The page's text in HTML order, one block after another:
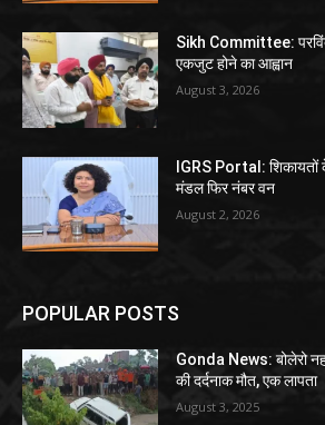
Sikh Committee:
एकजुट होने का आह्वान
August 3, 2026
IGRS Portal: शिकायतों
मंडल फिर नंबर वन
August 2, 2026
POPULAR POSTS
Gonda News: बोलेरो
की दर्दनाक मौत, एक लापता
August 3, 2025